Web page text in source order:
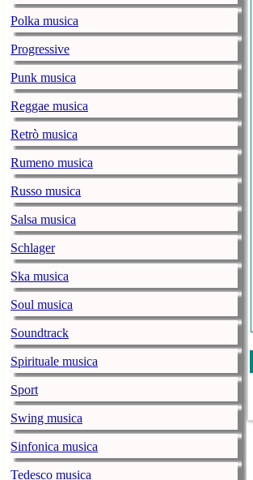
Polka musica
Progressive
Punk musica
Reggae musica
Retrò musica
Rumeno musica
Russo musica
Salsa musica
Schlager
Ska musica
Soul musica
Soundtrack
Spirituale musica
Sport
Swing musica
Sinfonica musica
Tedesco musica